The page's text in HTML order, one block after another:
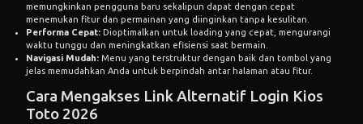
memungkinkan pengguna baru sekalipun dapat dengan cepat
menemukan fitur dan permainan yang diinginkan tanpa kesulitan.
Performa Cepat: Dioptimalkan untuk loading yang cepat, mengurangi
waktu tunggu dan meningkatkan efisiensi saat bermain.
Navigasi Mudah: Menu yang terstruktur dengan baik dan tombol yang
jelas memudahkan Anda untuk berpindah antar halaman atau fitur.
Cara Mengakses Link Alternatif Login Kios
Toto 2026